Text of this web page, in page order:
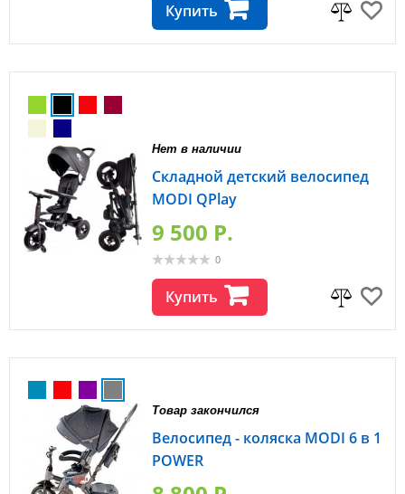
Купить
Нет в наличии
Складной детский велосипед
MODI QPlay
9 500 P.
0
Купить
Товар закончился
Велосипед - коляска MODI 6 в 1
POWER